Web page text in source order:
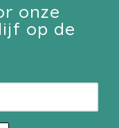
onze
op de